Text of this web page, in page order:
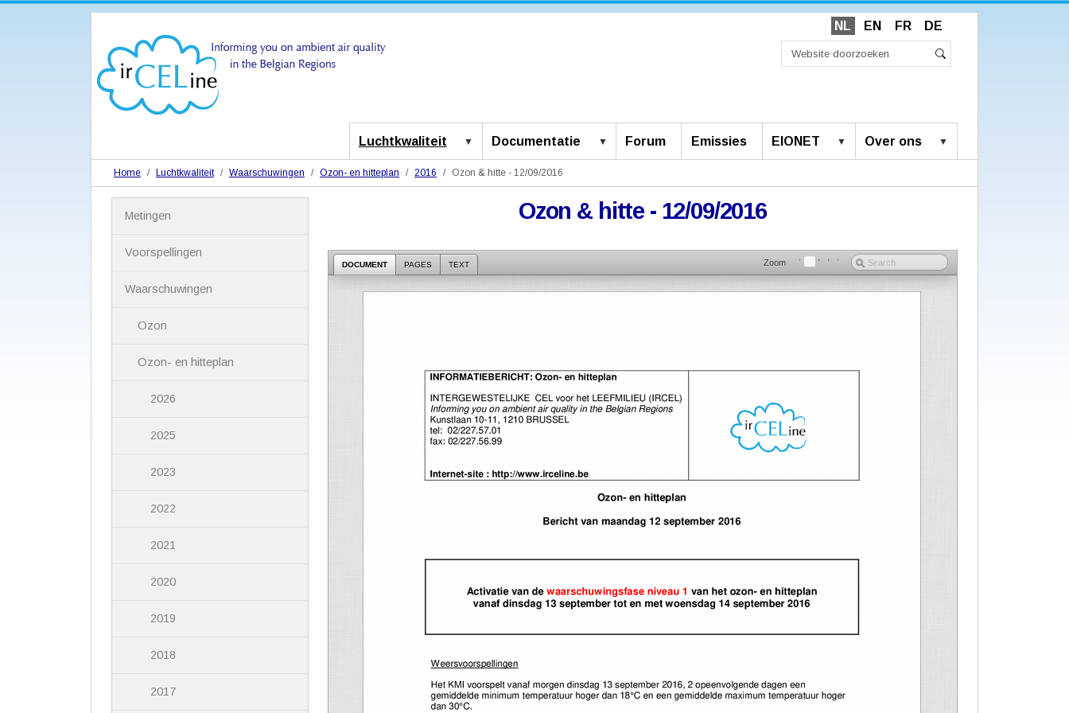
NL EN FR DE
Luchtkwaliteit Documentatie Forum Emissies EIONET Over ons
Home Luchtkwaliteit Waarschuwingen Ozon- en hitteplan 2016 Ozon & hitte - 12/09/2016
Ozon & hitte - 12/09/2016
DOCUMENT PAGES TEXT Zoom
Metingen
Voorspellingen
Waarschuwingen
Ozon
Ozon- en hitteplan
2026
2025
2023
2022
2021
2020
2019
2018
2017